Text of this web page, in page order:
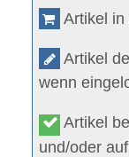
Artikel in
Artikel
wenn
Artikel
und/oder